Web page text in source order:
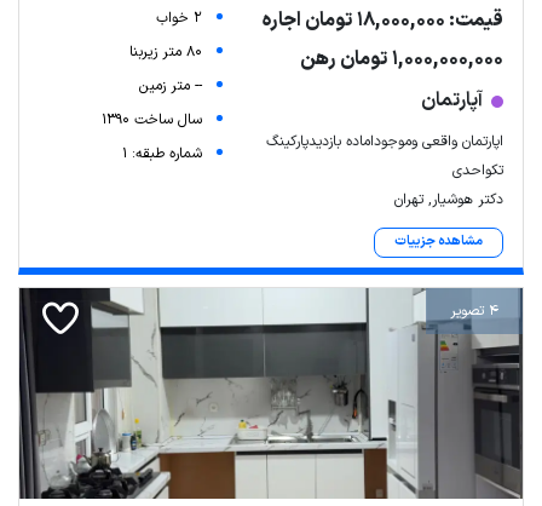
قیمت: 18,000,000 تومان اجاره
1,000,000,000 تومان رهن
آپارتمان
اپارتمان واقعی وموجوداماده بازدیدپارکینگ
تکواحدی
دکتر هوشیار, تهران
مشاهده جزییات
2 خواب
80 متر زیربنا
-- متر زمین
سال ساخت 1390
شماره طبقه: 1
4 تصویر